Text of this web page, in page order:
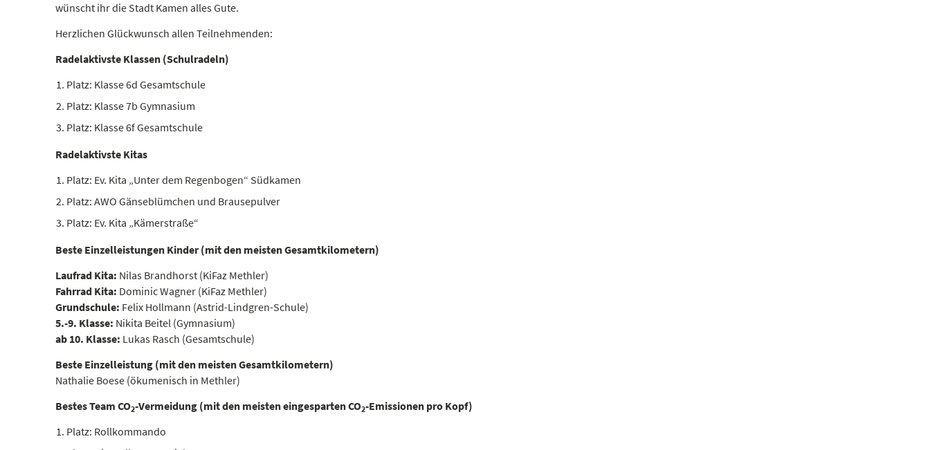
wünscht ihr die Stadt Kamen alles Gute.
Herzlichen Glückwunsch allen Teilnehmenden:
Radelaktivste Klassen (Schulradeln)
Platz: Klasse 6d Gesamtschule
Platz: Klasse 7b Gymnasium
Platz: Klasse 6f Gesamtschule
Radelaktivste Kitas
Platz: Ev. Kita „Unter dem Regenbogen“ Südkamen
Platz: AWO Gänseblümchen und Brausepulver
Platz: Ev. Kita „Kämerstraße“
Beste Einzelleistungen Kinder (mit den meisten Gesamtkilometern)
Laufrad Kita: Nilas Brandhorst (KiFaz Methler)
Fahrrad Kita: Dominic Wagner (KiFaz Methler)
Grundschule: Felix Hollmann (Astrid-Lindgren-Schule)
5.-9. Klasse: Nikita Beitel (Gymnasium)
ab 10. Klasse: Lukas Rasch (Gesamtschule)
Beste Einzelleistung (mit den meisten Gesamtkilometern)
Nathalie Boese (ökumenisch in Methler)
Bestes Team CO2-Vermeidung (mit den meisten eingesparten CO2-Emissionen pro Kopf)
Platz: Rollkommando